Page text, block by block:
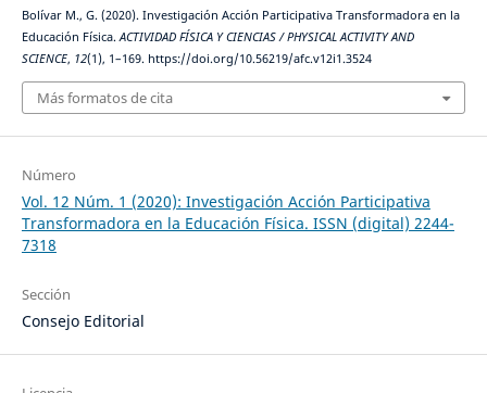
Bolívar M., G. (2020). Investigación Acción Participativa Transformadora en la
Educación Física.ACTIVIDAD FÍSICA Y CIENCIAS / PHYSICAL ACTIVITY AND
SCIENCE, 12(1), 1–169. https://doi.org/10.56219/afc.v12i1.3524
Más formatos de cita
Número
Vol. 12 Núm. 1 (2020): Investigación Acción Participativa
Transformadora en la Educación Física. ISSN (digital) 2244-
7318
Sección
Consejo Editorial